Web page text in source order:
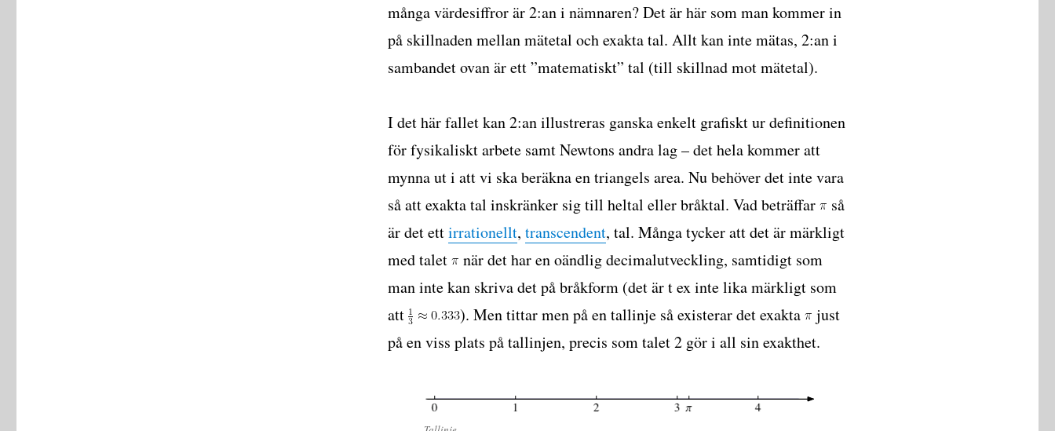
många värdesiffror är 2:an i nämnaren? Det är här som man kommer in
på skillnaden mellan mätetal och exakta tal. Allt kan inte mätas, 2:an i
sambandet ovan är ett ”matematiskt” tal (till skillnad mot mätetal).
I det här fallet kan 2:an illustreras ganska enkelt grafiskt ur definitionen
för fysikaliskt arbete samt Newtons andra lag – det hela kommer att
mynna ut i att vi ska beräkna en triangels area. Nu behöver det inte vara
så att exakta tal inskränker sig till heltal eller bråktal. Vad beträffar så
är det ettirrationellt,transcendent, tal. Många tycker att det är märkligt
med talet när det har en oändlig decimalutveckling, samtidigt som
man inte kan skriva det på bråkform (det är t ex inte lika märkligt som
att
). Men tittar men på en tallinje så existerar det exakta just
på en viss plats på tallinjen, precis som talet 2 gör i all sin exakthet.